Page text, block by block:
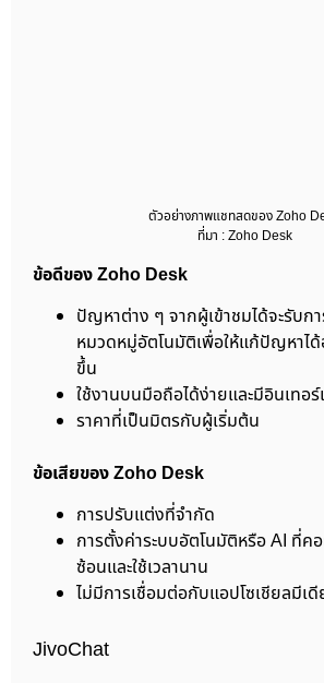
ตัวอย่างภาพแชทสดของ Zoho
ที่มา : Zoho Desk
ข้อดีของ Zoho Desk
ปัญหาต่าง ๆ จากผู้เข้าชมได้จะรับก
หมวดหมู่อัตโนมัติเพื่อให้แก้ปัญหาไ
ขึ้น
ใช้งานบนมือถือได้ง่ายและมีอินเทอ
ราคาที่เป็นมิตรกับผู้เริ่มต้น
ข้อเสียของ Zoho Desk
การปรับแต่งที่จำกัด
การตั้งค่าระบบอัตโนมัติหรือ AI ที่ค
ซ้อนและใช้เวลานาน
ไม่มีการเชื่อมต่อกับแอปโซเชียลมีเดี
JivoChat